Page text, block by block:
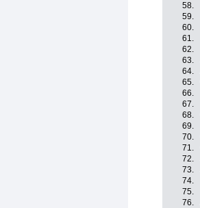
58.
59.
60.
61.
62.
63.
64.
65.
66.
67.
68.
69.
70.
71.
72.
73.
74.
75.
76.